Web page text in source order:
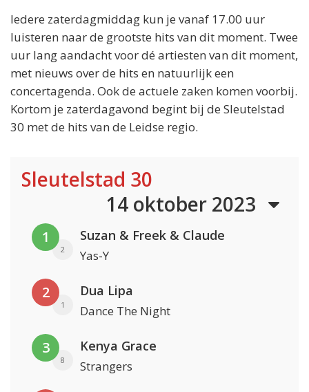
Iedere zaterdagmiddag kun je vanaf 17.00 uur
luisteren naar de grootste hits van dit moment. Twee
uur lang aandacht voor dé artiesten van dit moment,
met nieuws over de hits en natuurlijk een
concertagenda. Ook de actuele zaken komen voorbij.
Kortom je zaterdagavond begint bij de Sleutelstad
30 met de hits van de Leidse regio.
Sleutelstad 30
14 oktober 2023
1
2
Suzan & Freek & Claude
Yas-Y
2
1
Dua Lipa
Dance The Night
3
8
Kenya Grace
Strangers